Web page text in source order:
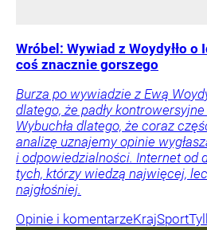
Wróbel: Wywiad z Woydyłło o
coś znacznie gorszego
Burza po wywiadzie z Ewą
dlatego, że padły
Wybuchła dlatego, że coraz
analizę uznajemy opinie
i odpowiedzialności. Internet od
tych, którzy wiedzą najwięcej,
najgłośniej.
Opinie i komentarzeKrajSport